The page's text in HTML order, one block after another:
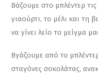
Βάζουμε στο μπλέντερ
γιαούρτι, το μέλι και τη
να γίνει λείο το μείγμα
Βγάζουμε από το
σταγόνες σοκολάτας,